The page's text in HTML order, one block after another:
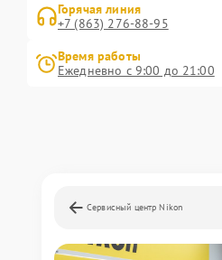
Горячая линия
+7 (863) 276-88-95
Время работы
Ежедневно с 9:00 до 21:00
Сервисный центр Nikon